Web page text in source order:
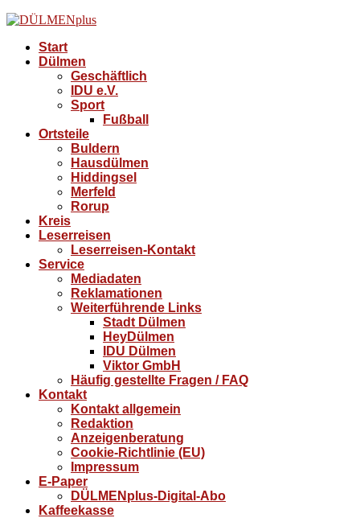
Start
Dülmen
Geschäftlich
IDU e.V.
Sport
Fußball
Ortsteile
Buldern
Hausdülmen
Hiddingsel
Merfeld
Rorup
Kreis
Leserreisen
Leserreisen-Kontakt
Service
Mediadaten
Reklamationen
Weiterführende Links
Stadt Dülmen
HeyDülmen
IDU Dülmen
Viktor GmbH
Häufig gestellte Fragen / FAQ
Kontakt
Kontakt allgemein
Redaktion
Anzeigenberatung
Cookie-Richtlinie (EU)
Impressum
E-Paper
DÜLMENplus-Digital-Abo
Kaffeekasse